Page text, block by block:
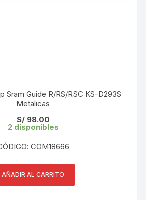
Sram Guide R/RS/RSC KS-D293S
Metalicas
S/98.00
2 disponibles
COM18666
AÑADIR AL CARRITO